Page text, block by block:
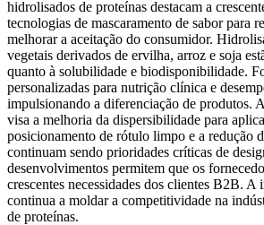
hidrolisados ​​de proteínas destacam a
tecnologias de mascaramento de sabor para
melhorar a aceitação do consumidor.
vegetais derivados de ervilha, arroz e soja
quanto à solubilidade e biodisponibilidade.
personalizadas para nutrição clínica e
impulsionando a diferenciação de produtos.
visa a melhoria da dispersibilidade para
posicionamento de rótulo limpo e a redução
continuam sendo prioridades críticas de
desenvolvimentos permitem que os
crescentes necessidades dos clientes B2B. A
continua a moldar a competitividade na
de proteínas.